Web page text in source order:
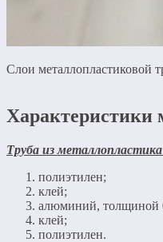
Слои металлопластиковой
Характеристики
Труба из
полиэтилен;
клей;
алюминий, толщиной
клей;
полиэтилен.